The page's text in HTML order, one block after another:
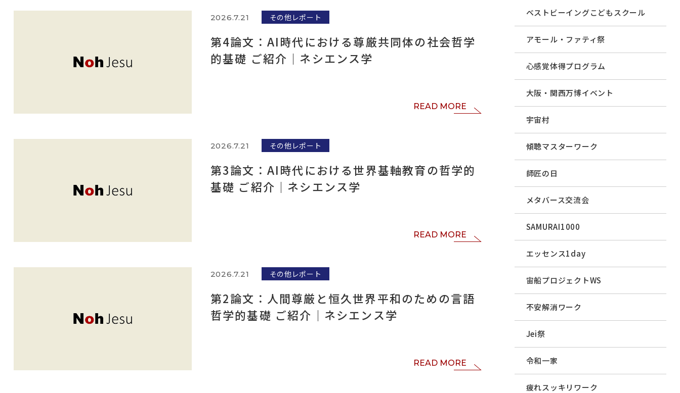
2026.7.21 その他レポート
第4論文：AI時代における尊厳共同体の社会哲学
的基礎 ご紹介｜ネシエンス学
READ MORE
2026.7.21 その他レポート
第3論文：AI時代における世界基軸教育の哲学的
基礎 ご紹介｜ネシエンス学
READ MORE
2026.7.21 その他レポート
第2論文：人間尊厳と恒久世界平和のための言語
哲学的基礎 ご紹介｜ネシエンス学
READ MORE
ベストビーイングこどもスクール
アモール・ファティ祭
心感覚体得プログラム
大阪・関西万博イベント
宇宙村
傾聴マスターワーク
師匠の日
メタバース交流会
SAMURAI1000
エッセンス1day
宙船プロジェクトWS
不安解消ワーク
Jei祭
令和一家
疲れスッキリワーク